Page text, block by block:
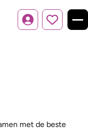
Inloggen
met de beste